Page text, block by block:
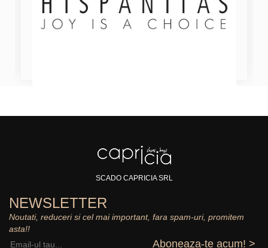
SCADO CAPRICIA SRL
NEWSLETTER
Noutati, reduceri si cel mai important, fara spam-uri, promitem
asta!!
Aboneaza-te acum! >